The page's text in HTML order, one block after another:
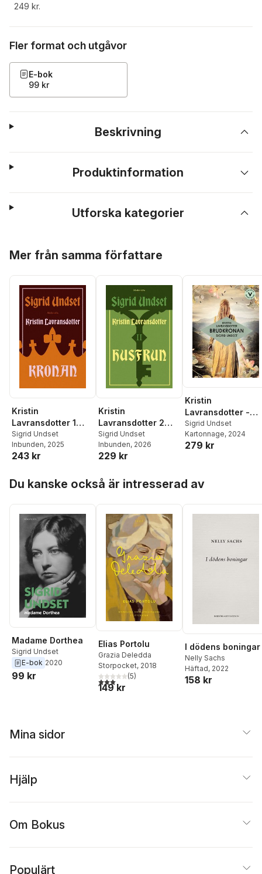
249 kr.
Fler format och utgåvor
E-bok
99 kr
Beskrivning
Produktinformation
Utforska kategorier
Mer från samma författare
Kristin
Lavransdotter 1
Kronan
Sigrid Undset
Inbunden, 2025
243 kr
Kristin
Lavransdotter 2
Husfrun
Sigrid Undset
Inbunden, 2026
229 kr
Kristin
Lavransdotter -
Brudkronan
(lättläst)
Sigrid Undset
Kartonnage, 2024
279 kr
Du kanske också är intresserad av
Madame Dorthea
Sigrid Undset
E-bok 2020
99 kr
Elias Portolu
Grazia Deledda
Storpocket, 2018
3,0utav 5 stjärnor. Totalt antal röster:
(5)
149 kr
I dödens boningar
Nelly Sachs
Häftad, 2022
158 kr
Mina sidor
Hjälp
Om Bokus
Populärt